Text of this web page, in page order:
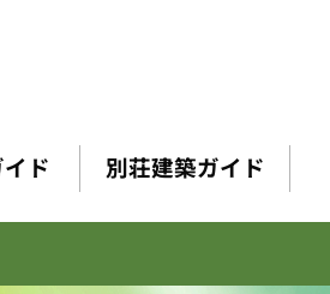
ド 別荘建築ガイド